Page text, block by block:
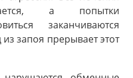
а попытки
заканчиваются
запоя прерывает этот